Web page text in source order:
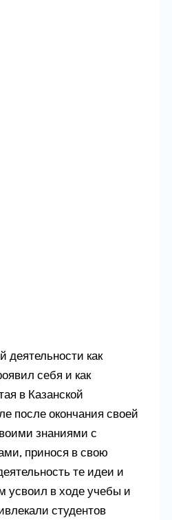
деятельности как
себя и как
в Казанской
после окончания своей
знаниями с
принося в свою
те идеи и
усвоил в ходе учебы и
студентов